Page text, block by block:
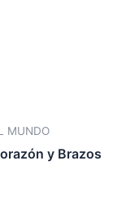
MUNDO
y Brazos